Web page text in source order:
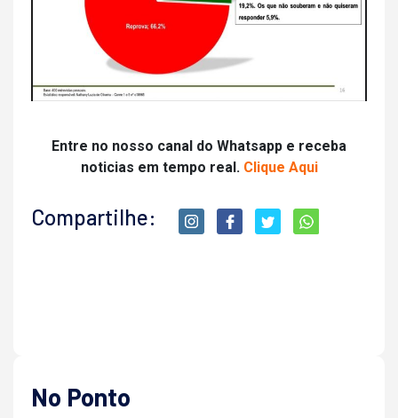
Entre no nosso canal do Whatsapp e receba
noticias em tempo real. Clique Aqui
Compartilhe:
No Ponto